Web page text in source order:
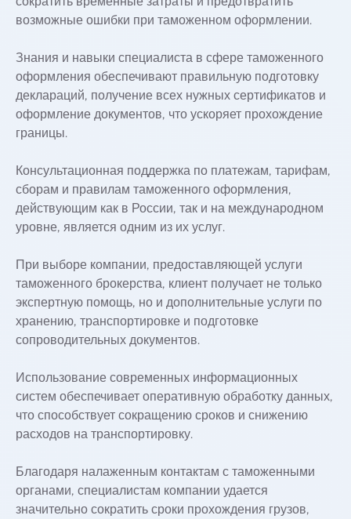
возможные ошибки при таможенном оформлении.
Знания и навыки специалиста в сфере таможенного
оформления обеспечивают правильную подготовку
деклараций, получение всех нужных сертификатов и
оформление документов, что ускоряет прохождение
границы.
Консультационная поддержка по платежам, тарифам,
сборам и правилам таможенного оформления,
действующим как в России, так и на международном
уровне, является одним из их услуг.
При выборе компании, предоставляющей услуги
таможенного брокерства, клиент получает не только
экспертную помощь, но и дополнительные услуги по
хранению, транспортировке и подготовке
сопроводительных документов.
Использование современных информационных
систем обеспечивает оперативную обработку данных,
что способствует сокращению сроков и снижению
расходов на транспортировку.
Благодаря налаженным контактам с таможенными
органами, специалистам компании удается
значительно сократить сроки прохождения грузов,